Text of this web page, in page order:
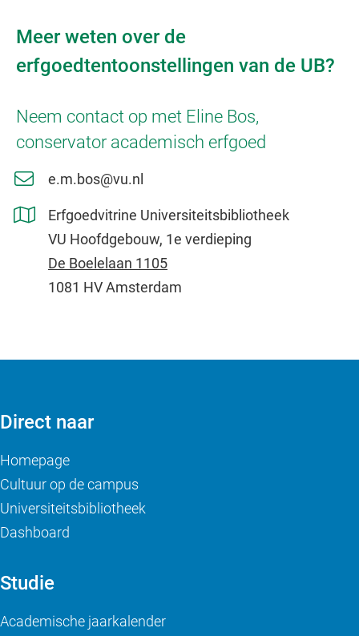
Meer weten over de
erfgoedtentoonstellingen van de UB?
Neem contact op met Eline Bos,
conservator academisch erfgoed
e.m.bos@vu.nl
Erfgoedvitrine Universiteitsbibliotheek
VU Hoofdgebouw, 1e verdieping
De Boelelaan 1105
1081 HV Amsterdam
Direct naar
Homepage
Cultuur op de campus
Universiteitsbibliotheek
Dashboard
Studie
Academische jaarkalender